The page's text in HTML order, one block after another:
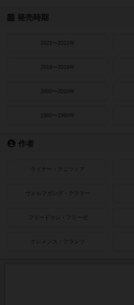
発売時期
2021〜2022年
2016〜2018年
2000〜2010年
1980〜1990年
作者
ライナー・クニツィア
ヴォルフガング・クラマー
フリードマン・フリーゼ
クレメンス・フランツ